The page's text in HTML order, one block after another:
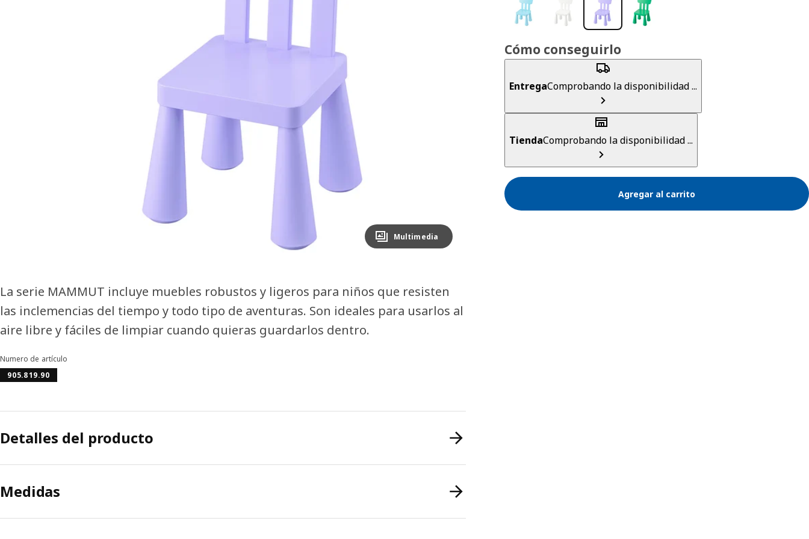
Image zoomed out, normal view
Multimedia
Cómo conseguirlo
EntregaComprobando la disponibilidad ...
TiendaComprobando la disponibilidad ...
Agregar al carrito
La serie MAMMUT incluye muebles robustos y ligeros para niños que resisten
las inclemencias del tiempo y todo tipo de aventuras. Son ideales para usarlos al
aire libre y fáciles de limpiar cuando quieras guardarlos dentro.
Numero de artículo
905.819.90
Detalles del producto
Medidas